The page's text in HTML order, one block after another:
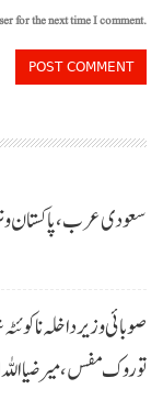
for the next time I comment.
سعودی عرب، پاکستان و
صوبائی وزیر داخلہ نا
توروک مفس، میر ضیا اللہ